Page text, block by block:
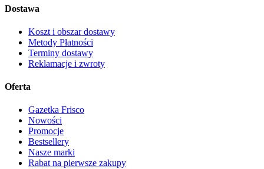
Dostawa
Koszt i obszar dostawy
Metody Płatności
Terminy dostawy
Reklamacje i zwroty
Oferta
Gazetka Frisco
Nowości
Promocje
Bestsellery
Nasze marki
Rabat na pierwsze zakupy